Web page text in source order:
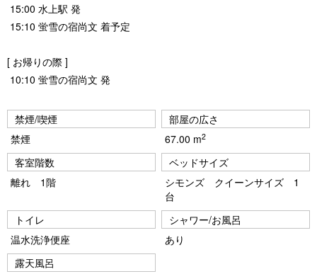
15:00 水上駅 発
15:10 蛍雪の宿尚文 着予定
[ お帰りの際 ]
10:10 蛍雪の宿尚文 発
禁煙/喫煙
禁煙
部屋の広さ
67.00 m2
客室階数
離れ 1階
ベッドサイズ
シモンズ クイーンサイズ 1
台
トイレ
温水洗浄便座
シャワー/お風呂
あり
露天風呂